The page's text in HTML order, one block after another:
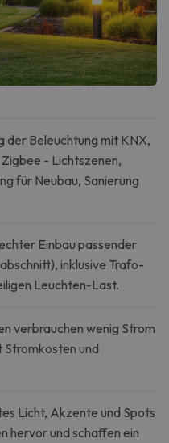
der Beleuchtung mit KNX,
- Lichtszenen,
für Neubau, Sanierung
Einbau passender
inklusive Trafo-
Leuchten-Last.
verbrauchen wenig Strom
Stromkosten und
Licht, Akzente und Spots
hervor und schaffen ein